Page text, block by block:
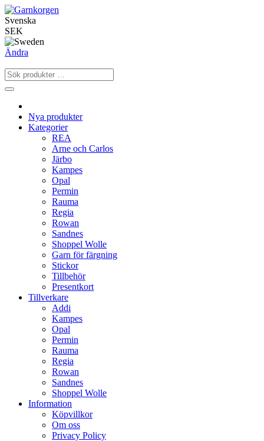
Svenska
SEK
Ändra
Nya produkter
Kategorier
REA
Arne och Carlos
Järbo
Kampes
Opal
Permin
Rauma
Regia
Rowan
Sandnes
Shoppel Wolle
Garn för färgning
Stickor
Tillbehör
Presentkort
Tillverkare
Addi
Kampes
Opal
Permin
Rauma
Regia
Rowan
Sandnes
Shoppel Wolle
Information
Köpvillkor
Om oss
Privacy Policy